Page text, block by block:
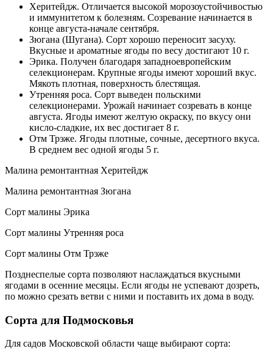
Херитейдж. Отличается высокой морозоустойчивостью
и иммунитетом к болезням. Созревание начинается в
конце августа-начале сентября.
Зюгана (Шугана). Сорт хорошо переносит засуху.
Вкусные и ароматные ягоды по весу достигают 10 г.
Эрика. Получен благодаря западноевропейским
селекционерам. Крупные ягоды имеют хороший вкус.
Мякоть плотная, поверхность блестящая.
Утренняя роса. Сорт выведен польскими
селекционерами. Урожай начинает созревать в конце
августа. Ягоды имеют желтую окраску, по вкусу они
кисло-сладкие, их вес достигает 8 г.
Отм Трэже. Ягоды плотные, сочные, десертного вкуса.
В среднем вес одной ягоды 5 г.
Малина ремонтантная Херитейдж
Малина ремонтантная Зюгана
Сорт малины Эрика
Сорт малины Утренняя роса
Сорт малины Отм Трэже
Позднеспелые сорта позволяют наслаждаться вкусными
ягодами в осенние месяцы. Если ягоды не успевают дозреть,
по можно срезать ветви с ними и поставить их дома в воду.
Сорта для Подмосковья
Для садов Московской области чаще выбирают сорта: